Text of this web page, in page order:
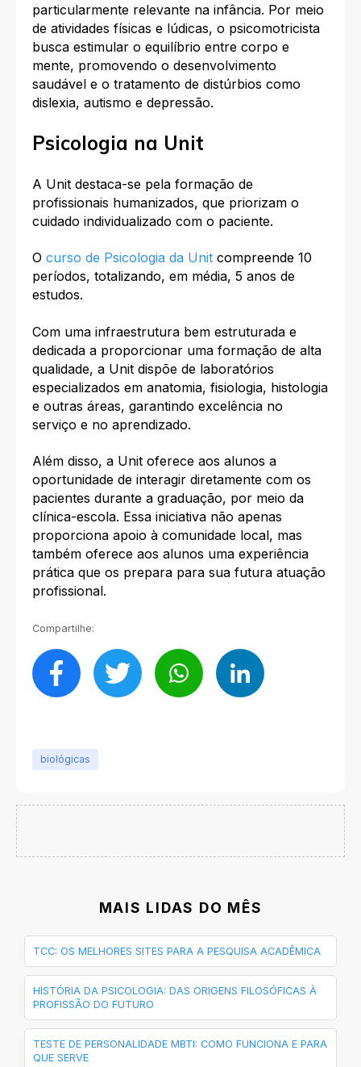
particularmente relevante na infância. Por meio
de atividades físicas e lúdicas, o psicomotricista
busca estimular o equilíbrio entre corpo e
mente, promovendo o desenvolvimento
saudável e o tratamento de distúrbios como
dislexia, autismo e depressão.
Psicologia na Unit
A Unit destaca-se pela formação de
profissionais humanizados, que priorizam o
cuidado individualizado com o paciente.
O curso de Psicologia da Unit compreende 10
períodos, totalizando, em média, 5 anos de
estudos.
Com uma infraestrutura bem estruturada e
dedicada a proporcionar uma formação de alta
qualidade, a Unit dispõe de laboratórios
especializados em anatomia, fisiologia, histologia
e outras áreas, garantindo excelência no
serviço e no aprendizado.
Além disso, a Unit oferece aos alunos a
oportunidade de interagir diretamente com os
pacientes durante a graduação, por meio da
clínica-escola. Essa iniciativa não apenas
proporciona apoio à comunidade local, mas
também oferece aos alunos uma experiência
prática que os prepara para sua futura atuação
profissional.
Compartilhe:
biológicas
MAIS LIDAS DO MÊS
TCC: OS MELHORES SITES PARA A PESQUISA ACADÊMICA
HISTÓRIA DA PSICOLOGIA: DAS ORIGENS FILOSÓFICAS À
PROFISSÃO DO FUTURO
TESTE DE PERSONALIDADE MBTI: COMO FUNCIONA E PARA
QUE SERVE